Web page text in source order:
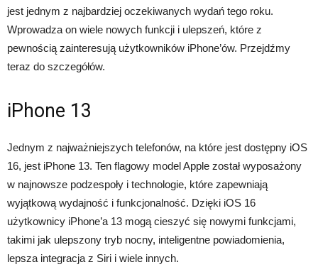
jest jednym z najbardziej oczekiwanych wydań tego roku.
Wprowadza on wiele nowych funkcji i ulepszeń, które z
pewnością zainteresują użytkowników iPhone’ów. Przejdźmy
teraz do szczegółów.
iPhone 13
Jednym z najważniejszych telefonów, na które jest dostępny iOS
16, jest iPhone 13. Ten flagowy model Apple został wyposażony
w najnowsze podzespoły i technologie, które zapewniają
wyjątkową wydajność i funkcjonalność. Dzięki iOS 16
użytkownicy iPhone’a 13 mogą cieszyć się nowymi funkcjami,
takimi jak ulepszony tryb nocny, inteligentne powiadomienia,
lepsza integracja z Siri i wiele innych.